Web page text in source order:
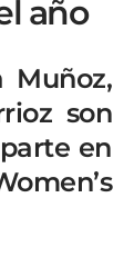
año
Muñoz,
son
en